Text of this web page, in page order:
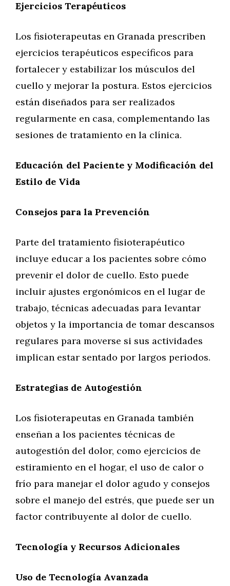
Ejercicios Terapéuticos
Los fisioterapeutas en Granada prescriben
ejercicios terapéuticos específicos para
fortalecer y estabilizar los músculos del
cuello y mejorar la postura. Estos ejercicios
están diseñados para ser realizados
regularmente en casa, complementando las
sesiones de tratamiento en la clínica.
Educación del Paciente y Modificación del
Estilo de Vida
Consejos para la Prevención
Parte del tratamiento fisioterapéutico
incluye educar a los pacientes sobre cómo
prevenir el dolor de cuello. Esto puede
incluir ajustes ergonómicos en el lugar de
trabajo, técnicas adecuadas para levantar
objetos y la importancia de tomar descansos
regulares para moverse si sus actividades
implican estar sentado por largos periodos.
Estrategias de Autogestión
Los fisioterapeutas en Granada también
enseñan a los pacientes técnicas de
autogestión del dolor, como ejercicios de
estiramiento en el hogar, el uso de calor o
frío para manejar el dolor agudo y consejos
sobre el manejo del estrés, que puede ser un
factor contribuyente al dolor de cuello.
Tecnología y Recursos Adicionales
Uso de Tecnología Avanzada